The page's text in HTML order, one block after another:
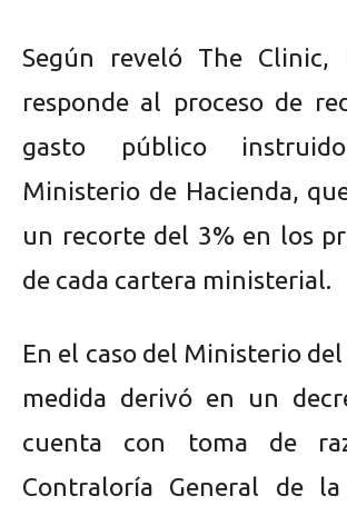
Según reveló The Clinic,
responde al proceso de
gasto público
Ministerio de Hacienda,
un recorte del 3% en los
de cada cartera ministerial.
En el caso del Ministerio
medida derivó en un
cuenta con toma de
Contraloría General de la